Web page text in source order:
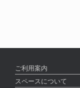
ご利用案内
スペースについて